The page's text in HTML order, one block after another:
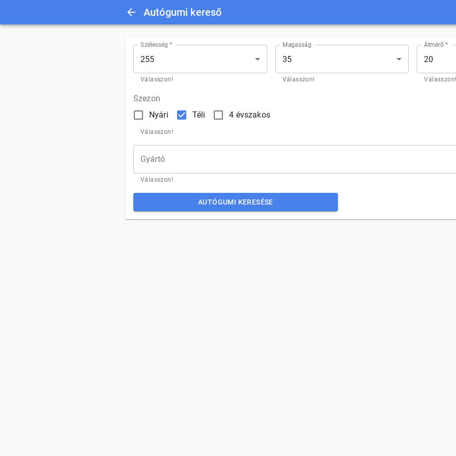
Autógumi kereső
Szélesség *
255
Válasszon!
Magasság
35
Válasszon!
Átmérő *
20
Szezon
Nyári
Téli 4 évszakos
Válasszon!
Gyártó
Válasszon!
AUTÓGUMI KERESÉSE